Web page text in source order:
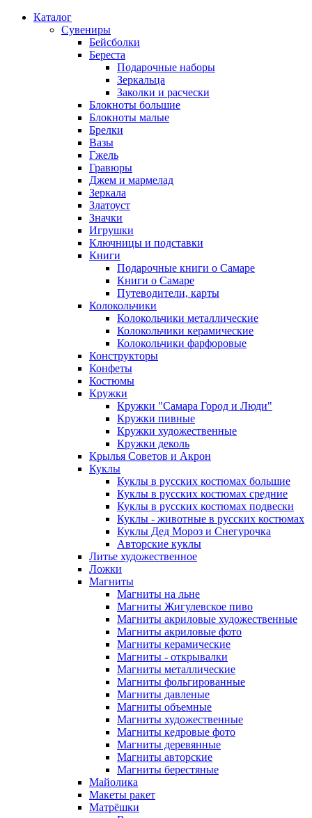
Каталог
Сувениры
Бейсболки
Береста
Подарочные наборы
Зеркальца
Заколки и расчески
Блокноты большие
Блокноты малые
Брелки
Вазы
Гжель
Гравюры
Джем и мармелад
Зеркала
Златоуст
Значки
Игрушки
Ключницы и подставки
Книги
Подарочные книги о Самаре
Книги о Самаре
Путеводители, карты
Колокольчики
Колокольчики металлические
Колокольчики керамические
Колокольчики фарфоровые
Конструкторы
Конфеты
Костюмы
Кружки
Кружки "Самара Город и Люди"
Кружки пивные
Кружки художественные
Кружки деколь
Крылья Советов и Акрон
Куклы
Куклы в русских костюмах большие
Куклы в русских костюмах средние
Куклы в русских костюмах подвески
Куклы - животные в русских костюмах
Куклы Дед Мороз и Снегурочка
Авторские куклы
Литье художественное
Ложки
Магниты
Магниты на льне
Магниты Жигулевское пиво
Магниты акриловые художественные
Магниты акриловые фото
Магниты керамические
Магниты - открывалки
Магниты металлические
Магниты фольгированные
Магниты давленые
Магниты объемные
Магниты художественные
Магниты кедровые фото
Магниты деревянные
Магниты авторские
Магниты берестяные
Майолика
Макеты ракет
Матрёшки